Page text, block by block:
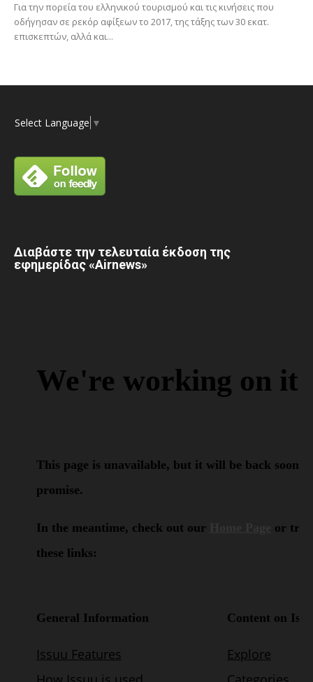
Για την πορεία του ελληνικού τουρισμού και τις κινήσεις που
οδήγησαν σε ρεκόρ αφίξεων το 2017, της τάξης των 30 εκατ.
επισκεπτών, αλλά και...
Select Language ▼
Διαβάστε την τελευταία έκδοση της
εφημερίδας «Airnews»